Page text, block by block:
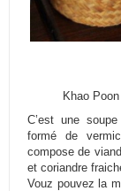
Khao
C’est une
formé de
compose de
et coriandre
Vouz pouvez la